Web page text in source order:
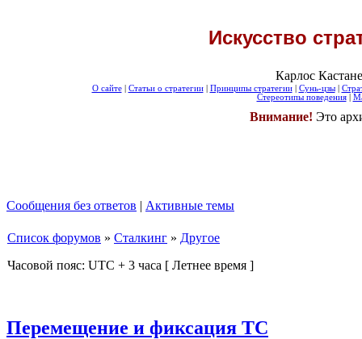
Искусство
Карлос
О сайте| Статьи о стратегии| Принципы стратегии| Сунь-цзы|
Стереотипы поведения|
Внимание! Это
Сообщения без ответов | Активные темы
Список форумов » Сталкинг » Другое
Часовой пояс: UTC + 3 часа [ Летнее время ]
Перемещение и фиксация ТС